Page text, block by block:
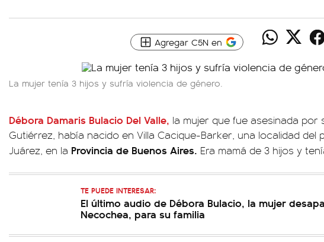
Agregar C5N en
La mujer tenía 3 hijos y sufría violencia de género.
Débora Damaris Bulacio Del Valle, la mujer que fue asesinada por
Gutiérrez, había nacido en Villa Cacique-Barker, una localidad del
Juárez, en la Provincia de Buenos Aires. Era mamá de 3 hijos y
TE PUEDE INTERESAR:
El último audio de Débora Bulacio, la mujer
Necochea, para su familia